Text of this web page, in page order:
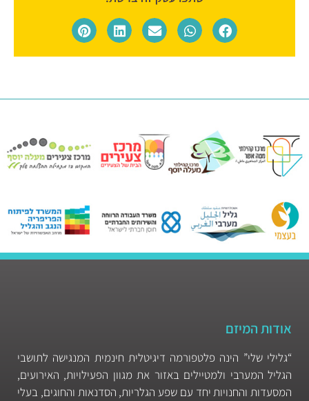
אודות המיזם
“גלילי שלי” הינה פלטפורמה דיגיטלית חינמית המנגישה לתושבי
הגליל המערבי ולמטיילים באזור את מגוון הפעילויות, האירועים,
המסעדות והחנויות יחד עם שפע הגלריות, הסדנאות והחוגים, בעלי